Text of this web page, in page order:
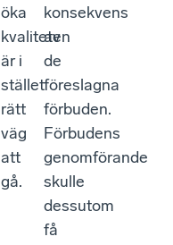
öka
kvaliteten
är i
stället
rätt
väg
att
gå.
konsekvens
av
de
föreslagna
förbuden.
Förbudens
genomförande
skulle
dessutom
få